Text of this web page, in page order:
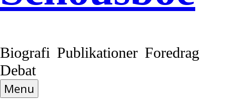
Biografi Publikationer Foredrag
Debat
Menu